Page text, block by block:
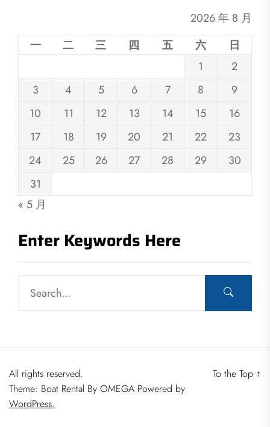
2026 年 8 月
一
二 三 四 五 六
日
1
2
3
4 5 6 7 8
9
10
11 12 13 14 15
16
17
18 19 20 21 22
23
24
25 26 27 28 29
30
31
« 5 月
Enter Keywords Here
All rights reserved.
Theme: Boat Rental By OMEGA Powered by
WordPress.
To the Top ↑